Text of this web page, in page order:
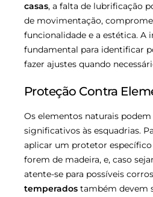
casas, a falta de lubrificação
de movimentação,
funcionalidade e a estética. A
fundamental para identificar
fazer ajustes quando
Proteção Contra
Os elementos naturais podem
significativos às esquadrias.
aplicar um protetor específico
forem de madeira, e, caso
atente-se para possíveis
temperados também devem